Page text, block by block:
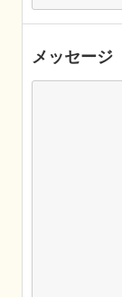
メッセージ